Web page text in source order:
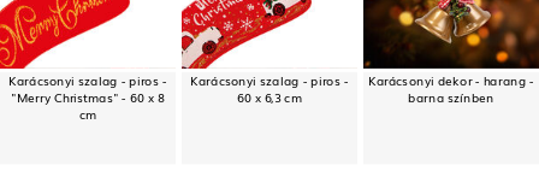
Karácsonyi szalag - piros -
"Merry Christmas" - 60 x 8
cm
Karácsonyi szalag - piros -
60 x 6,3 cm
Karácsonyi dekor - harang -
barna színben